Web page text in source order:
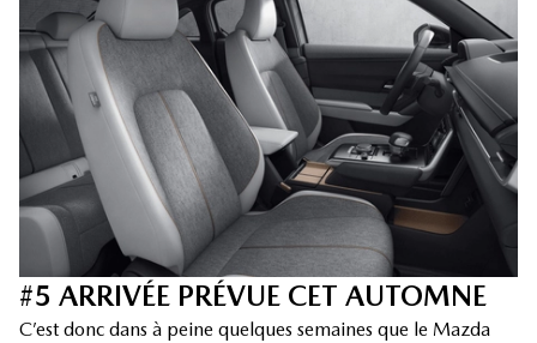
#5 ARRIVÉE PRÉVUE CET AUTOMNE
C’est donc dans à peine quelques semaines que le Mazda